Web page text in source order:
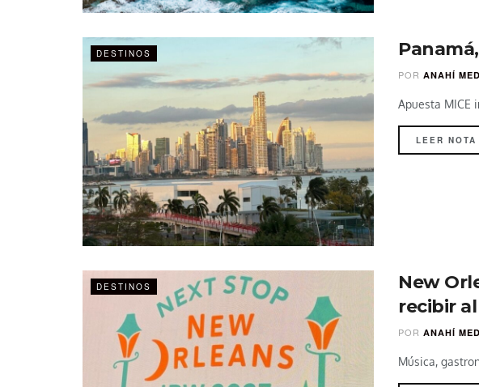
DESTINOS
POR ANAHÍ
Apuesta MICE
LEER NOTA
DESTINOS
New
recibir
POR ANAHÍ
Música,